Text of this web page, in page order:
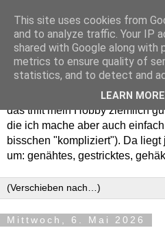
Willkommen in meinem
das trifft mein Hobby ziemlich
die ich mache aber auch
bisschen "kompliziert"). Da
um: genähtes, gestricktes,
Mittwoch, 6. Mai 2026
This site uses cookies from
and to analyze traffic. Your IP
shared with Google along with
metrics to ensure quality of
statistics, and to detect and
LEARN MORE